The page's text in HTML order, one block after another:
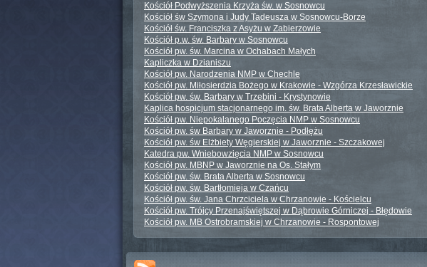
Kościół Podwyższenia Krzyża św. w Sosnowcu
Kościół św Szymona i Judy Tadeusza w Sosnowcu-Borze
Kościół św. Franciszka z Asyżu w Zabierzowie
Kościół p.w. św. Barbary w Sosnowcu
Kościół pw. św. Marcina w Ochabach Małych
Kapliczka w Dzianiszu
Kościół pw. Narodzenia NMP w Chechle
Kościół pw. Miłosierdzia Bożego w Krakowie - Wzgórza Krzesławickie
Kościół pw. św. Barbary w Trzebini - Krystynowie
Kaplica hospicjum stacjonarnego im. św. Brata Alberta w Jaworznie
Kościół pw. Niepokalanego Poczęcia NMP w Sosnowcu
Kościół pw. św Barbary w Jaworznie - Podłężu
Kościół pw. św Elżbiety Węgierskiej w Jaworznie - Szczakowej
Katedra pw. Wniebowzięcia NMP w Sosnowcu
Kościół pw. MBNP w Jaworznie na Os. Stałym
Kościół pw. św. Brata Alberta w Sosnowcu
Kościół pw. św. Bartłomieja w Czańcu
Kościół pw. św. Jana Chrzciciela w Chrzanowie - Kościelcu
Kościół pw. Trójcy Przenajświętszej w Dąbrowie Górniczej - Błędowie
Kościół pw. MB Ostrobramskiej w Chrzanowie - Rospontowej